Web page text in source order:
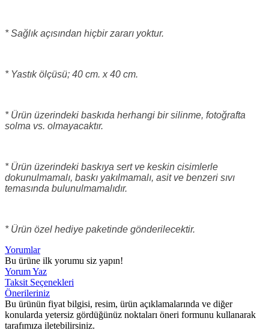
* Sağlık açısından hiçbir zararı yoktur.
* Yastık ölçüsü; 40 cm. x 40 cm.
* Ürün üzerindeki baskıda herhangi bir silinme, fotoğrafta
solma vs. olmayacaktır.
* Ürün üzerindeki baskıya sert ve keskin cisimlerle
dokunulmamalı, baskı yakılmamalı, asit ve benzeri sıvı
temasında bulunulmamalıdır.
* Ürün özel hediye paketinde gönderilecektir.
Yorumlar
Bu ürüne ilk yorumu siz yapın!
Yorum Yaz
Taksit Seçenekleri
Önerileriniz
Bu ürünün fiyat bilgisi, resim, ürün açıklamalarında ve diğer
konularda yetersiz gördüğünüz noktaları öneri formunu kullanarak
tarafımıza iletebilirsiniz.